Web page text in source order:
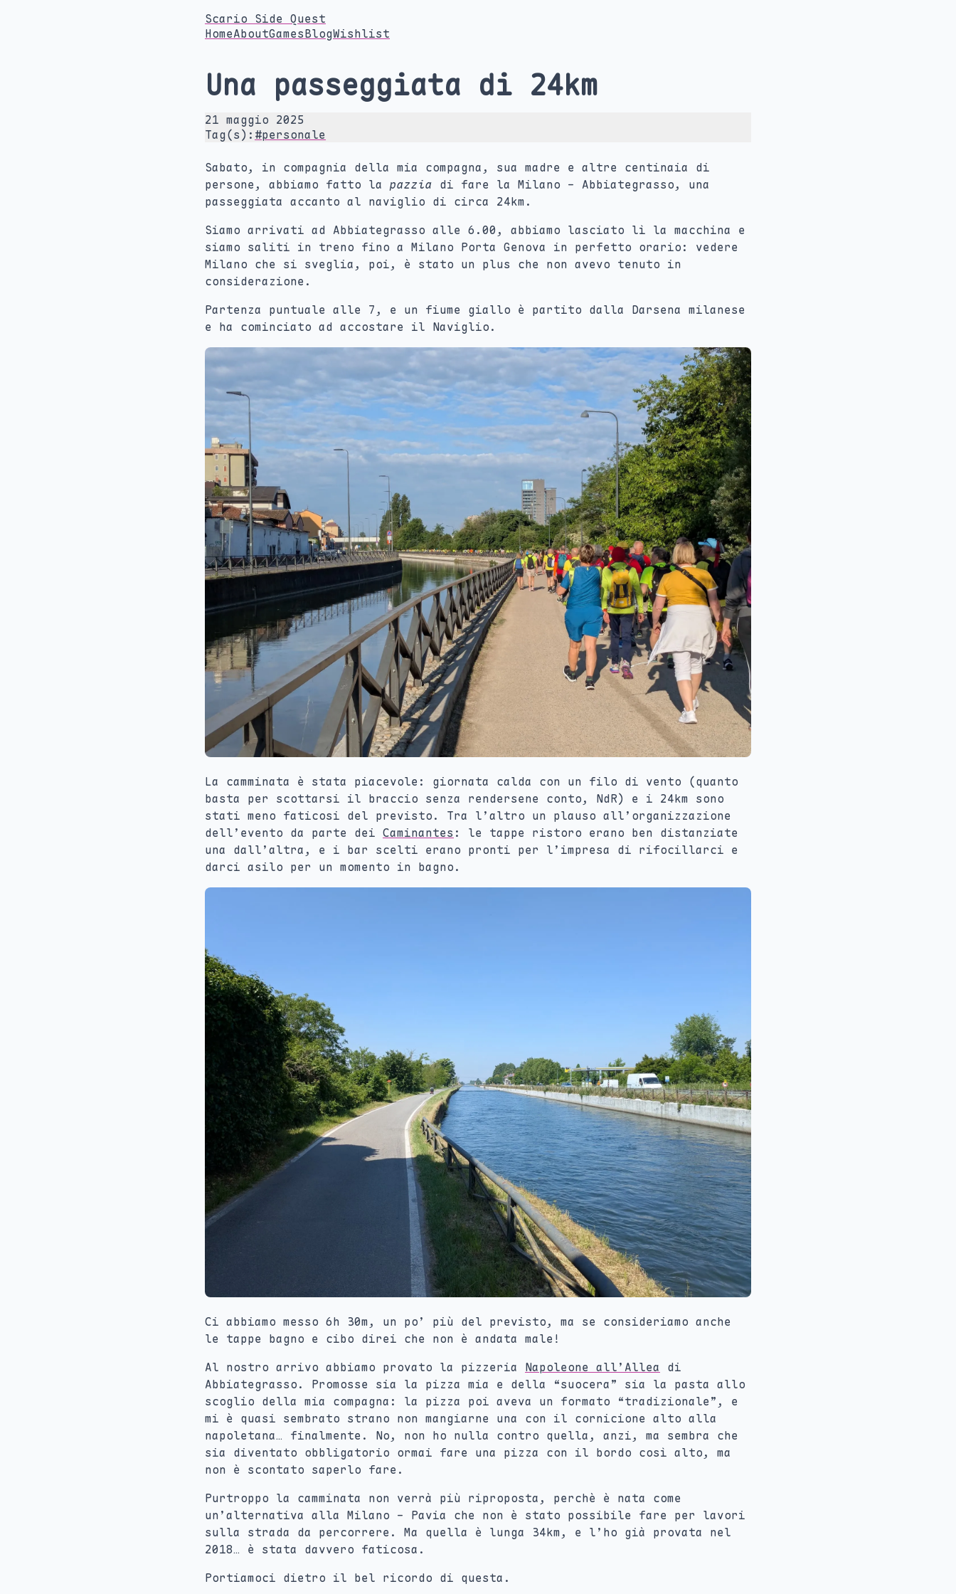
Scario Side Quest
HomeAboutGamesBlogWishlist
Una passeggiata di 24km
21 maggio 2025
Tag(s): #personale
Sabato, in compagnia della mia compagna, sua madre e altre centinaia di
persone, abbiamo fatto la pazzia di fare la Milano - Abbiategrasso, una
passeggiata accanto al naviglio di circa 24km.
Siamo arrivati ad Abbiategrasso alle 6.00, abbiamo lasciato lì la macchina e
siamo saliti in treno fino a Milano Porta Genova in perfetto orario: vedere
Milano che si sveglia, poi, è stato un plus che non avevo tenuto in
considerazione.
Partenza puntuale alle 7, e un fiume giallo è partito dalla Darsena milanese
e ha cominciato ad accostare il Naviglio.
La camminata è stata piacevole: giornata calda con un filo di vento (quanto
basta per scottarsi il braccio senza rendersene conto, NdR) e i 24km sono
stati meno faticosi del previsto. Tra l’altro un plauso all’organizzazione
dell’evento da parte dei Caminantes : le tappe ristoro erano ben distanziate
una dall’altra, e i bar scelti erano pronti per l’impresa di rifocillarci e
darci asilo per un momento in bagno.
Ci abbiamo messo 6h 30m, un po’ più del previsto, ma se consideriamo anche
le tappe bagno e cibo direi che non è andata male!
Al nostro arrivo abbiamo provato la pizzeria Napoleone all’Allea di
Abbiategrasso. Promosse sia la pizza mia e della “suocera” sia la pasta allo
scoglio della mia compagna: la pizza poi aveva un formato “tradizionale”, e
mi è quasi sembrato strano non mangiarne una con il cornicione alto alla
napoletana… finalmente. No, non ho nulla contro quella, anzi, ma sembra che
sia diventato obbligatorio ormai fare una pizza con il bordo così alto, ma
non è scontato saperlo fare.
Purtroppo la camminata non verrà più riproposta, perchè è nata come
un’alternativa alla Milano - Pavia che non è stato possibile fare per lavori
sulla strada da percorrere. Ma quella è lunga 34km, e l’ho già provata nel
2018… è stata davvero faticosa.
Portiamoci dietro il bel ricordo di questa.